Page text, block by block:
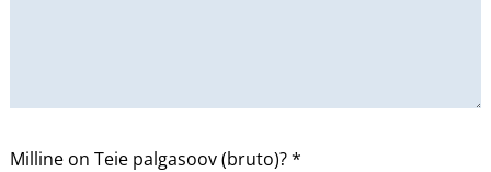
Milline on Teie palgasoov (bruto)? *